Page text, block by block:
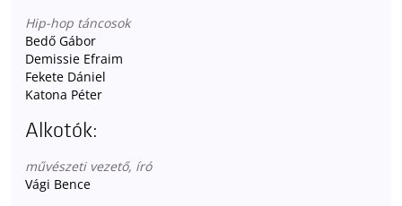
Hip-hop táncosok
Bedő Gábor
Demissie Efraim
Fekete Dániel
Katona Péter
Alkotók:
művészeti vezető, író
Vági Bence